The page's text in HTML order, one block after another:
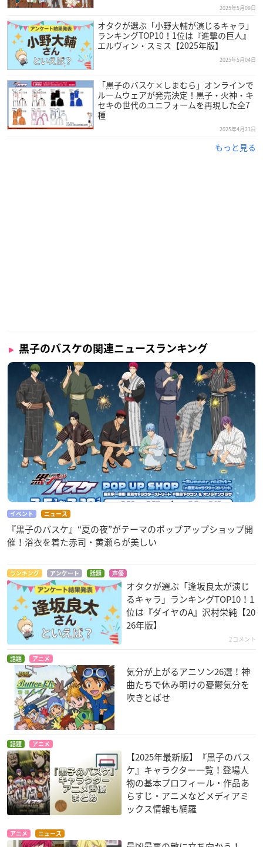
2025年5月09日
オタクが選ぶ「小野大輔が演じるキャラ」
ランキングTOP10！1位は『進撃の巨人』
エルヴィン・スミス【2025年版】
2025年5月04日
「黒子のバスケ×しまむら」オンラインで
ルームウェアが発売決定！黒子・火神・キ
セキの世代のユニフォームを再現した全7
種
2025年4月21日
もっと見る
黒子のバスケの関連ニュースランキング
イベント ニュース
『黒子のバスケ』“夏の夜”がテーマのポップアップショップ開
催！浴衣を着た赤司・黄瀬らが美しい
ランキング アンケート 話題 声優
オタクが選ぶ「逢坂良太が演じ
るキャラ」ランキングTOP10！1
位は『ダイヤのA』沢村栄純【20
26年版】
2コメント
話題 アニメ
気分が上がるアニソン26選！神
曲たちで休み明けの憂鬱気分を
吹きとばせ
話題 アニメ
【2025年最新版】『黒子のバス
ケ』キャラクター一覧！登場人
物の基本プロフィール・作品あ
らすじ・アニメなどメディアミ
ックス情報も網羅
アニメ ニュース